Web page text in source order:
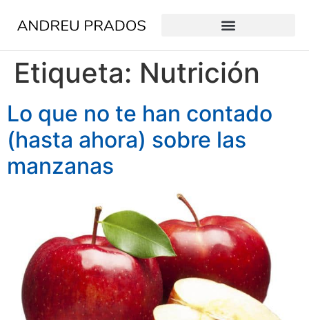
Etiqueta: Nutrición
Lo que no te han contado
(hasta ahora) sobre las
manzanas